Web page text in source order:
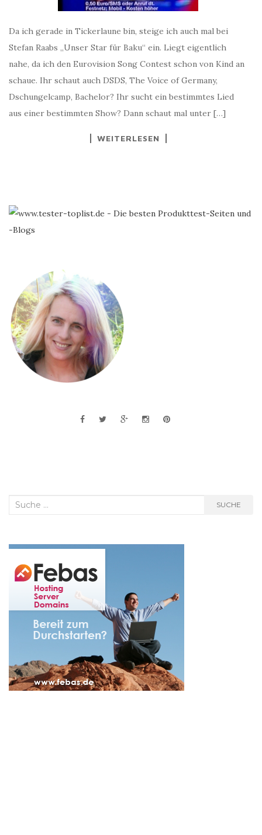
Da ich gerade in Tickerlaune bin, steige ich auch mal bei
Stefan Raabs „Unser Star für Baku“ ein. Liegt eigentlich
nahe, da ich den Eurovision Song Contest schon von Kind an
schaue. Ihr schaut auch DSDS, The Voice of Germany,
Dschungelcamp, Bachelor? Ihr sucht ein bestimmtes Lied
aus einer bestimmten Show? Dann schaut mal unter […]
WEITERLESEN
Suche
SUCHE